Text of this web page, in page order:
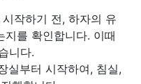
시작하기 전, 하자의 유
지를 확인합니다. 이때
니다.
실부터 시작하여, 침실,